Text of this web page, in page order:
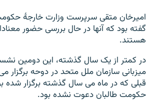
امیرخان متقی سرپرست وزارت خارجۀ
گفته بود که آنها در حال بررسی حضور
هستند.
در کمتر از یک سال گذشته، این دومین
میزبانی سازمان ملل متحد در دوحه
قبلی که در ماه می سال گذشته برگزار شده
حکومت طالبان دعوت نشده بود.